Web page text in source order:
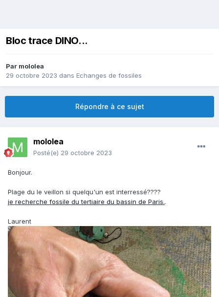
Bloc trace DINO...
Par mololea
29 octobre 2023 dans Echanges de fossiles
Répondre à ce sujet
mololea
Posté(e) 29 octobre 2023
Bonjour.
Plage du le veillon si quelqu'un est interressé????
je recherche fossile du tertiaire du bassin de Paris..
Laurent